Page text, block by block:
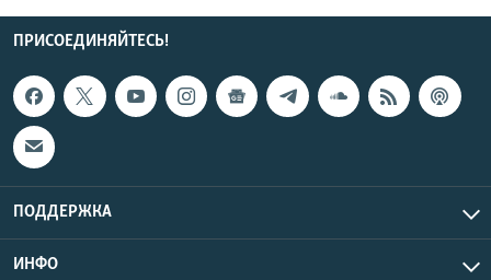
ПРИСОЕДИНЯЙТЕСЬ!
ПОДДЕРЖКА
ИНФО